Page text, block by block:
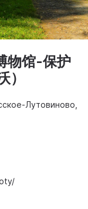
物馆-保护
Лутовиново,